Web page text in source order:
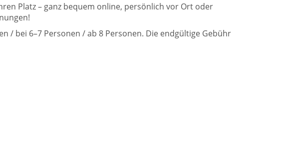
Platz – ganz bequem online, persönlich vor Ort oder
/ bei 6–7 Personen / ab 8 Personen. Die endgültige Gebühr